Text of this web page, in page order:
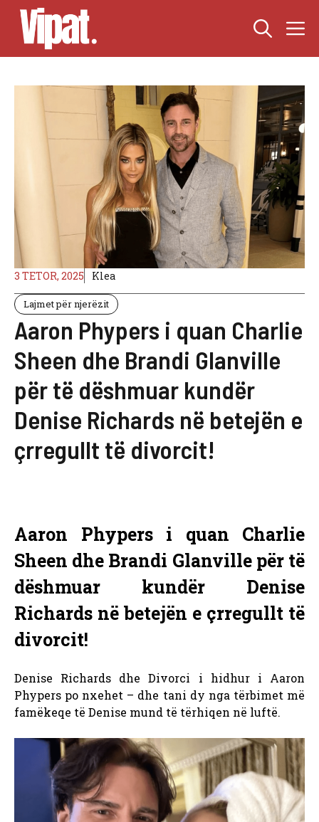
Skip
content
3 TETOR, 2025 Klea
Lajmet për njerëzit
Aaron Phypers i quan Charlie
Sheen dhe Brandi Glanville
për të dëshmuar kundër
Denise Richards në betejën e
çrregullt të divorcit!
Aaron Phypers i quan Charlie
Sheen dhe Brandi Glanville për të
dëshmuar kundër Denise
Richards në betejën e çrregullt të
divorcit!
Denise Richards dhe Divorci i hidhur i Aaron
Phypers po nxehet – dhe tani dy nga tërbimet më
famëkeqe të Denise mund të tërhiqen në luftë.